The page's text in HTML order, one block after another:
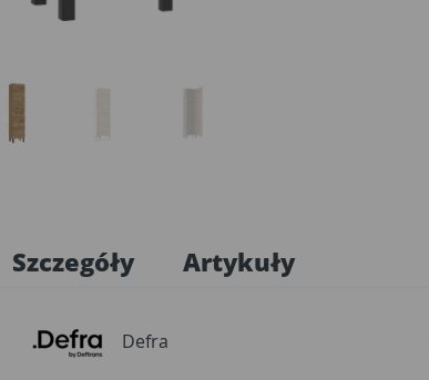
Szczegóły Artykuły
Defra